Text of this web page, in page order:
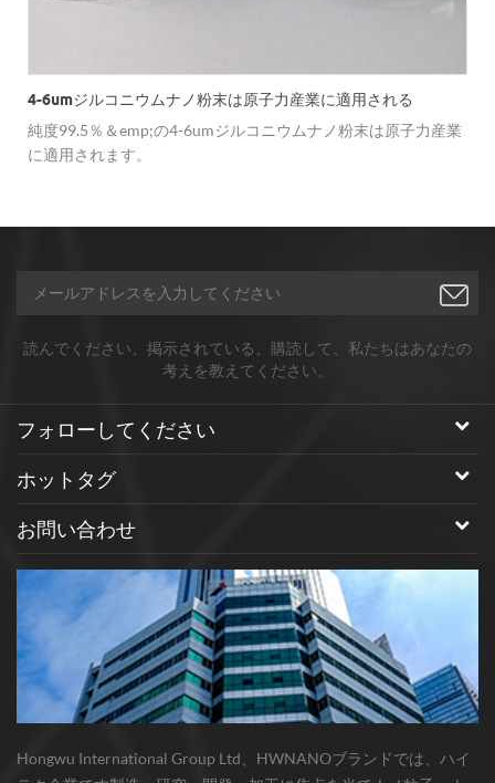
4-6umジルコニウムナノ粉末は原子力産業に適用される
純度99.5％＆emp;の4-6umジルコニウムナノ粉末は原子力産業
に適用されます。
読んでください、掲示されている、購読して、私たちはあなたの
考えを教えてください。
フォローしてください
ホットタグ
お問い合わせ
Hongwu International Group Ltd、HWNANOブランドでは、ハイ